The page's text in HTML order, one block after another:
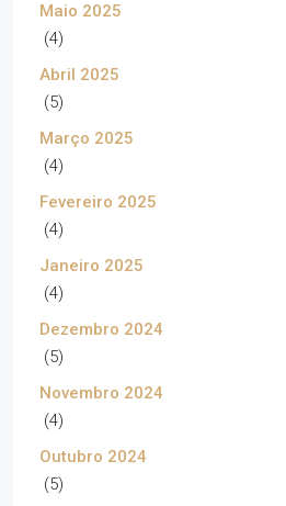
Maio 2025
(4)
Abril 2025
(5)
Março 2025
(4)
Fevereiro 2025
(4)
Janeiro 2025
(4)
Dezembro 2024
(5)
Novembro 2024
(4)
Outubro 2024
(5)